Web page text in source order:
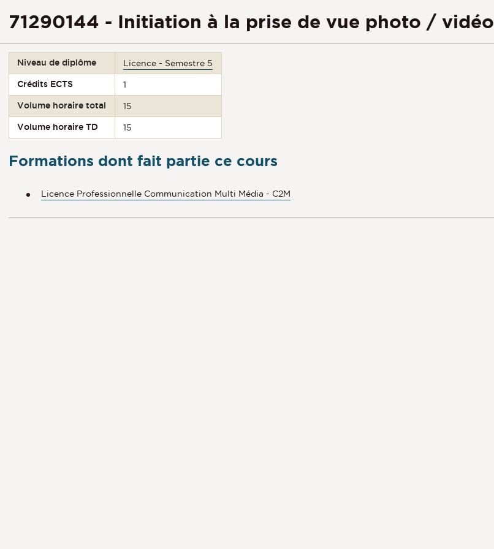
71290144 - Initiation à la prise de vue photo / vidéo
Niveau de diplôme Licence - Semestre 5
Crédits ECTS 1
Volume horaire total 15
Volume horaire TD 15
Formations dont fait partie ce cours
Licence Professionnelle Communication Multi Média - C2M